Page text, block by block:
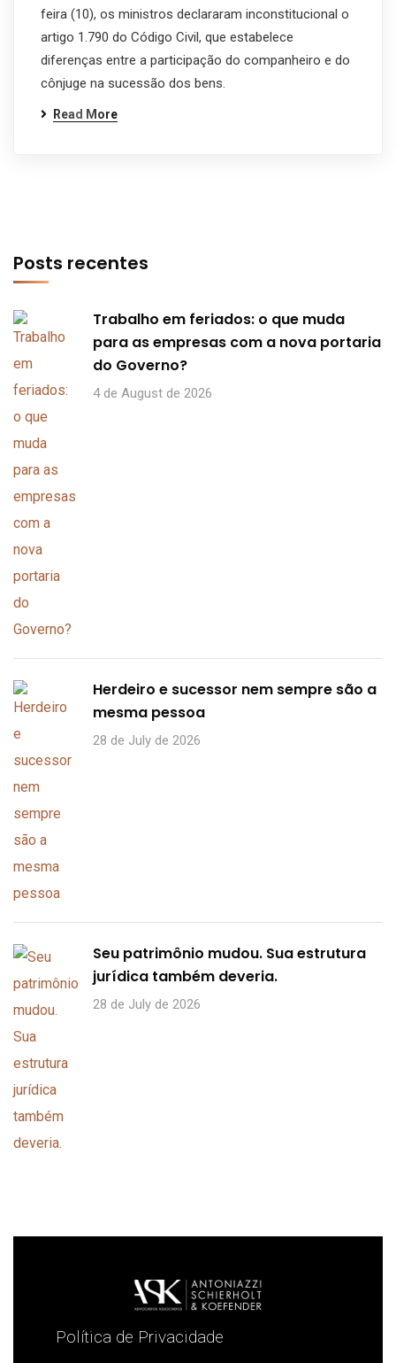
feira (10), os ministros declararam inconstitucional o
artigo 1.790 do Código Civil, que estabelece
diferenças entre a participação do companheiro e do
cônjuge na sucessão dos bens.
Read More
Posts recentes
Trabalho em feriados: o que muda
para as empresas com a nova portaria
do Governo?
4 de August de 2026
Herdeiro e sucessor nem sempre são a
mesma pessoa
28 de July de 2026
Seu patrimônio mudou. Sua estrutura
jurídica também deveria.
28 de July de 2026
Política de Privacidade